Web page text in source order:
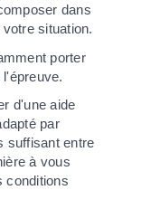
dans
situation.
porter
d'une aide
par
suffisant entre
à vous
conditions